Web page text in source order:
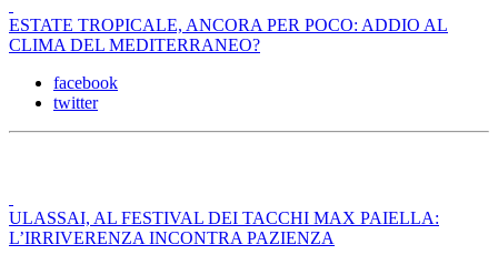
ESTATE TROPICALE, ANCORA PER POCO: ADDIO AL
CLIMA DEL MEDITERRANEO?
facebook
twitter
ULASSAI, AL FESTIVAL DEI TACCHI MAX PAIELLA:
L’IRRIVERENZA INCONTRA PAZIENZA